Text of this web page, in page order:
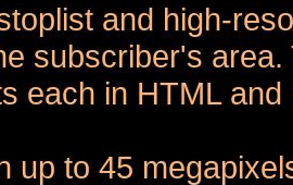
and high-
subscriber's
each in HTML
up to 45